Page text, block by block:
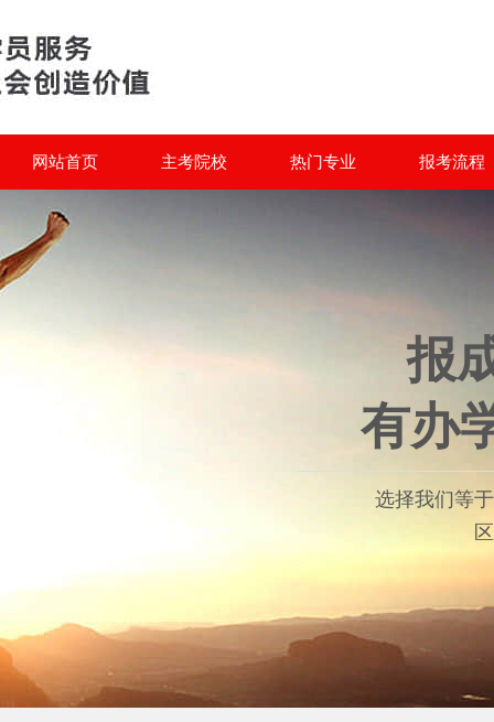
网站首页 主考院校 热门专业 报考流程
报
有办
选择我们等